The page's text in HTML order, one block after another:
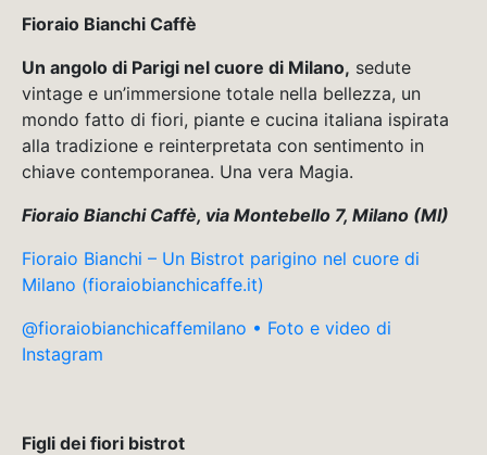
Fioraio Bianchi Caffè
Un angolo di Parigi nel cuore di Milano, sedute
vintage e un’immersione totale nella bellezza, un
mondo fatto di fiori, piante e cucina italiana ispirata
alla tradizione e reinterpretata con sentimento in
chiave contemporanea. Una vera Magia.
Fioraio Bianchi Caffè, via Montebello 7, Milano (MI)
Fioraio Bianchi – Un Bistrot parigino nel cuore di
Milano (fioraiobianchicaffe.it)
@fioraiobianchicaffemilano • Foto e video di
Instagram
Figli dei fiori bistrot